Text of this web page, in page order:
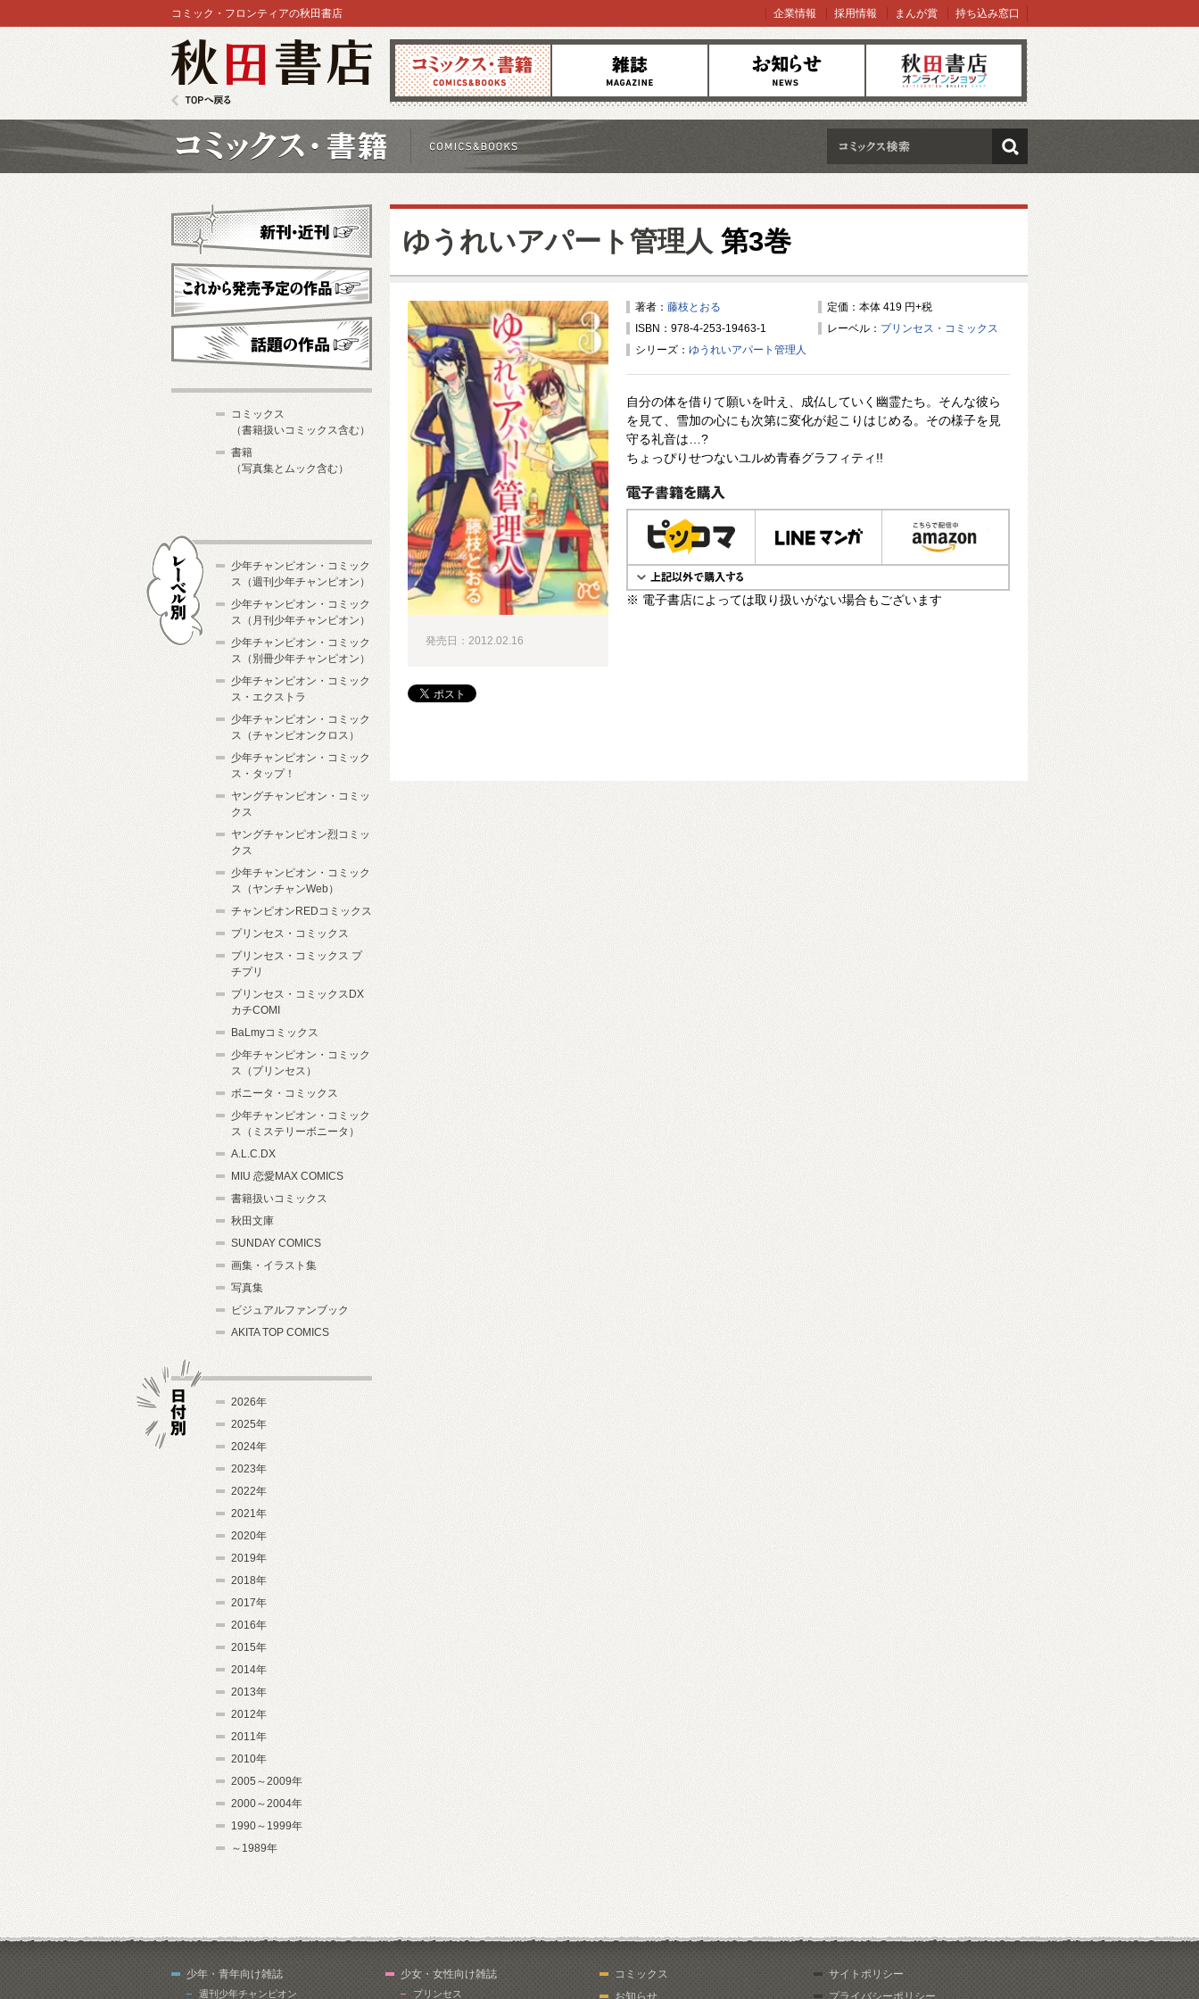
コミックス 雑誌 お知らせ オンラインショップ
コミック・フロンティアの秋田書店 企業情報 採用情報 まんが賞 持ち込み窓口
検索
ゆうれいアパート管理人 第3巻
著者： 藤枝とおる
定価：本体 419 円+税
ISBN：978-4-253-19463-1
レーベル： プリンセス・コミックス
シリーズ： ゆうれいアパート管理人
自分の体を借りて願いを叶え、成仏していく幽霊たち。そんな彼ら
を見て、雪加の心にも次第に変化が起こりはじめる。その様子を見
守る礼音は…?
ちょっぴりせつないユルめ青春グラフィティ!!
電子書籍で購入
※ 電子書店によっては取り扱いがない場合もございます
発売日：2012.02.16
新刊・近刊
これから発売予定
コミックス
（書籍扱いコミックス含む）
書籍
（写真集とムック含む）
少年チャンピオン・コミック
ス（週刊少年チャンピオン）
少年チャンピオン・コミック
ス（月刊少年チャンピオン）
少年チャンピオン・コミック
ス（別冊少年チャンピオン）
少年チャンピオン・コミック
ス・エクストラ
少年チャンピオン・コミック
ス（チャンピオンクロス）
少年チャンピオン・コミック
ス・タップ！
ヤングチャンピオン・コミッ
クス
ヤングチャンピオン烈コミッ
クス
少年チャンピオン・コミック
ス（ヤンチャンWeb）
チャンピオンREDコミックス
プリンセス・コミックス
プリンセス・コミックス プ
チプリ
プリンセス・コミックスDX
カチCOMI
BaLmyコミックス
少年チャンピオン・コミック
ス（プリンセス）
ボニータ・コミックス
少年チャンピオン・コミック
ス（ミステリーボニータ）
A.L.C.DX
MIU 恋愛MAX COMICS
書籍扱いコミックス
秋田文庫
SUNDAY COMICS
画集・イラスト集
写真集
ビジュアルファンブック
AKITA TOP COMICS
2026年
2025年
2024年
2023年
2022年
2021年
2020年
2019年
2018年
2017年
2016年
2015年
2014年
2013年
2012年
2011年
2010年
2005～2009年
2000～2004年
1990～1999年
～1989年
少年・青年向け雑誌
週刊少年チャンピオン
少女・女性向け雑誌
プリンセス
コミックス
お知らせ
サイトポリシー
プライバシーポリシー